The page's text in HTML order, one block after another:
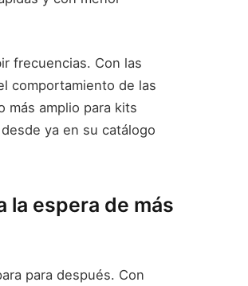
frecuencias. Con las
comportamiento de las
más amplio para kits
ya en su catálogo
la espera de más
para después. Con